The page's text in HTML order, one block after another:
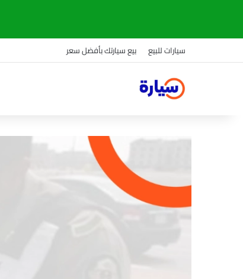
سيارات للبيع بيع سيارتك بأفضل سعر